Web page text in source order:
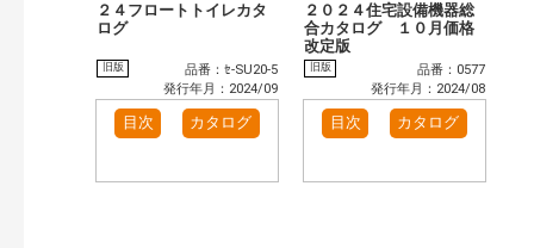
２４フロートトイレカタ
ログ
旧版
品番：ｾ-SU20-5
発行年月：2024/09
目次 カタログ
２０２４住宅設備機器総
合カタログ １０月価格
改定版
旧版
品番：0577
発行年月：2024/08
目次 カタログ